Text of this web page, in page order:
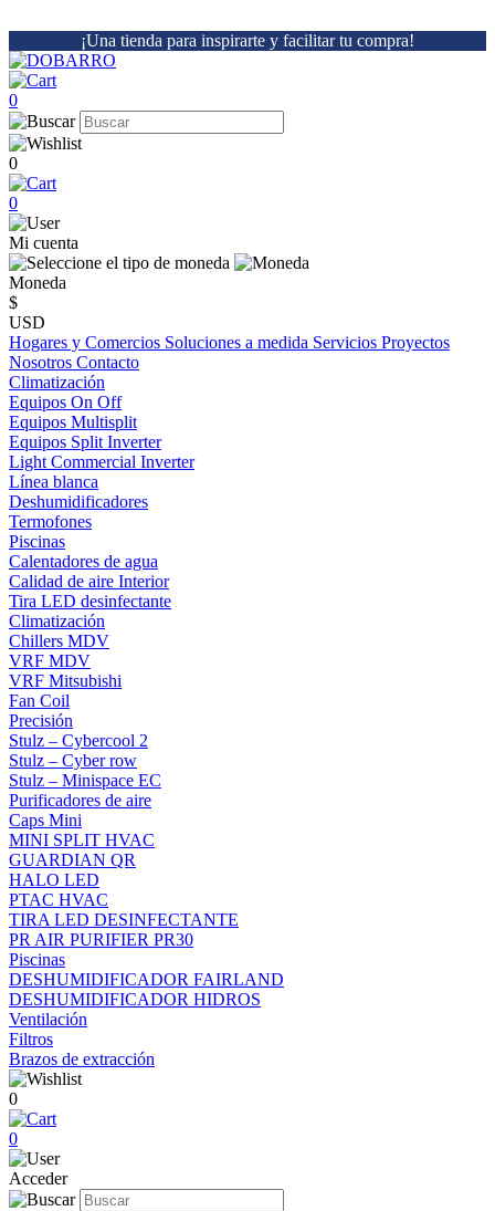
¡Una tienda para inspirarte y facilitar tu compra!
0
0
0
Mi cuenta
Moneda
$
USD
Hogares y Comercios Soluciones a medida Servicios Proyectos
Nosotros Contacto
Climatización
Equipos On Off
Equipos Multisplit
Equipos Split Inverter
Light Commercial Inverter
Línea blanca
Deshumidificadores
Termofones
Piscinas
Calentadores de agua
Calidad de aire Interior
Tira LED desinfectante
Climatización
Chillers MDV
VRF MDV
VRF Mitsubishi
Fan Coil
Precisión
Stulz – Cybercool 2
Stulz – Cyber row
Stulz – Minispace EC
Purificadores de aire
Caps Mini
MINI SPLIT HVAC
GUARDIAN QR
HALO LED
PTAC HVAC
TIRA LED DESINFECTANTE
PR AIR PURIFIER PR30
Piscinas
DESHUMIDIFICADOR FAIRLAND
DESHUMIDIFICADOR HIDROS
Ventilación
Filtros
Brazos de extracción
0
0
Acceder